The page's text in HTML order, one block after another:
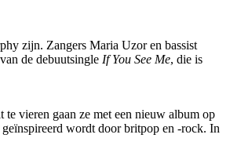
zijn. Zangers Maria Uzor en bassist
de debuutsingle If You See Me, die is
vieren gaan ze met een nieuw album op
wordt door britpop en -rock. In